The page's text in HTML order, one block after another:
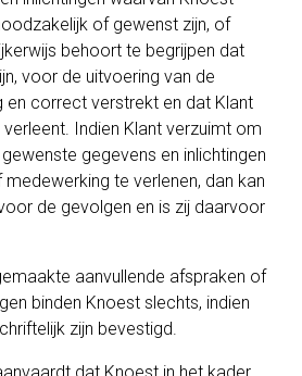
of gewenst zijn, of
behoort te begrijpen dat
voor de uitvoering van de
en correct verstrekt en dat Klant
Indien Klant verzuimt om
gegevens en inlichtingen
te verlenen, dan kan
de gevolgen en is zij daarvoor
aanvullende afspraken of
binden Knoest slechts, indien
zijn bevestigd.